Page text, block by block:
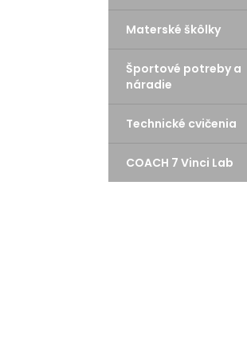
Materské škôlky
Športové potreby a
náradie
Technické cvičenia
COACH 7 Vinci Lab